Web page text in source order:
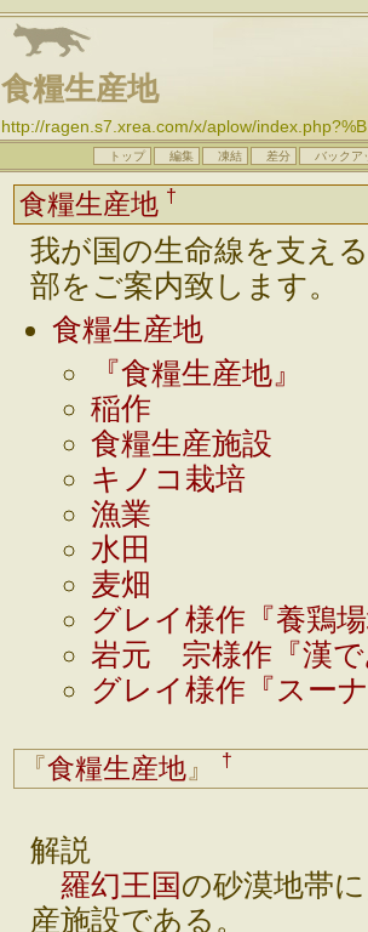
食糧生産地
http://ragen.s7.xrea.com/x/aplow/
トップ 編集 凍結 差分 バックア
食糧生産地 †
我が国の生命線を支え
部をご案内致します。
食糧生産地
『食糧生産地』
稲作
食糧生産施設
キノコ栽培
漁業
水田
麦畑
グレイ様作『養鶏
岩元 宗様作『漢で
グレイ様作『スー
『食糧生産地』 †
解説
羅幻王国の砂漠地帯
産施設である。